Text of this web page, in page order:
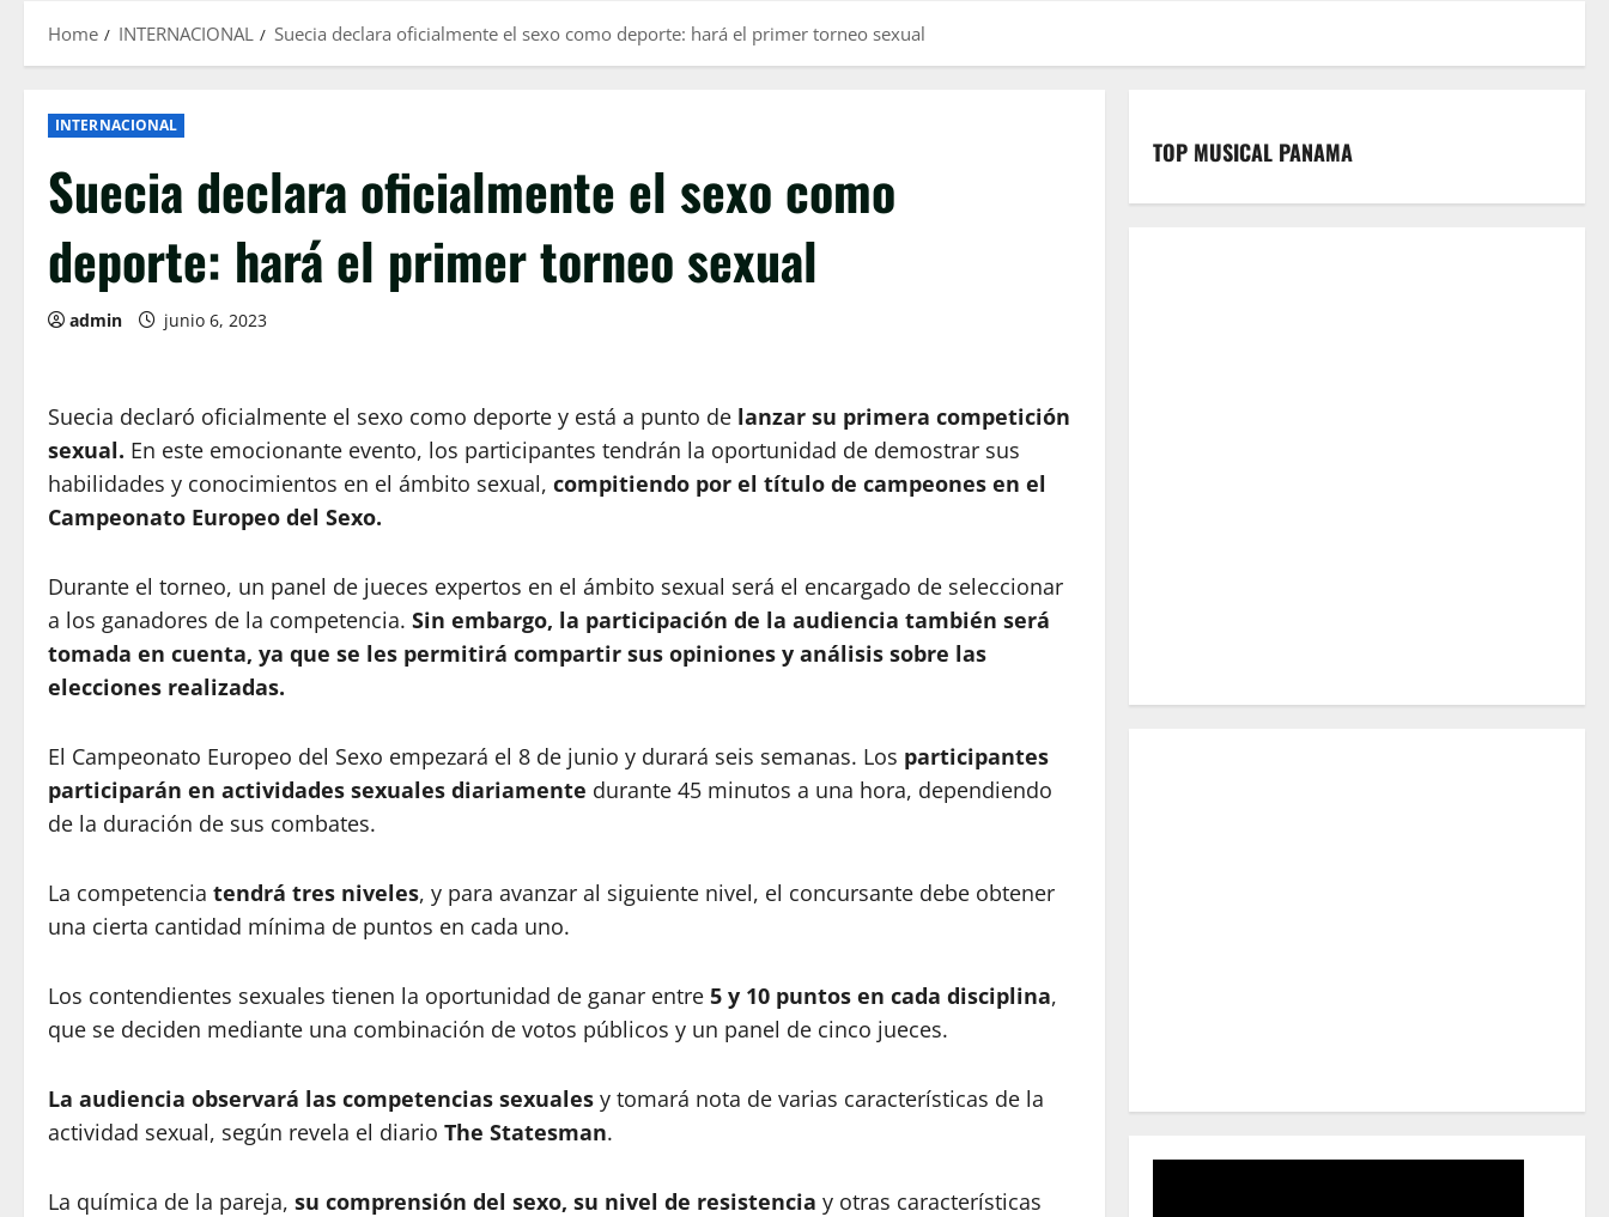
Home INTERNACIONAL Suecia declara oficialmente el sexo como deporte: hará el primer torneo sexual
INTERNACIONAL
Suecia declara oficialmente el sexo como
deporte: hará el primer torneo sexual
admin junio 6, 2023
Suecia declaró oficialmente el sexo como deporte y está a punto de lanzar su primera competición
sexual. En este emocionante evento, los participantes tendrán la oportunidad de demostrar sus
habilidades y conocimientos en el ámbito sexual, compitiendo por el título de campeones en el
Campeonato Europeo del Sexo.
Durante el torneo, un panel de jueces expertos en el ámbito sexual será el encargado de seleccionar
a los ganadores de la competencia. Sin embargo, la participación de la audiencia también será
tomada en cuenta, ya que se les permitirá compartir sus opiniones y análisis sobre las
elecciones realizadas.
El Campeonato Europeo del Sexo empezará el 8 de junio y durará seis semanas. Los participantes
participarán en actividades sexuales diariamente durante 45 minutos a una hora, dependiendo
de la duración de sus combates.
La competencia tendrá tres niveles, y para avanzar al siguiente nivel, el concursante debe obtener
una cierta cantidad mínima de puntos en cada uno.
Los contendientes sexuales tienen la oportunidad de ganar entre 5 y 10 puntos en cada disciplina,
que se deciden mediante una combinación de votos públicos y un panel de cinco jueces.
La audiencia observará las competencias sexuales y tomará nota de varias características de la
actividad sexual, según revela el diario The Statesman.
La química de la pareja, su comprensión del sexo, su nivel de resistencia y otras características
TOP MUSICAL PANAMA